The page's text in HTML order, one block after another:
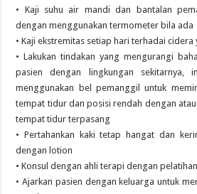
• Kaji suhu air mandi dan bantalan
dengan menggunakan termometer bila ada
• Kaji ekstremitas setiap hari terhadai
• Lakukan tindakan yang mengurangi
pasien dengan lingkungan sekitarnya,
menggunakan bel pemanggil untuk
tempat tidur dan posisi rendah dengan
tempat tidur terpasang
• Pertahankan kaki tetap hangat dan
dengan lotion
• Konsul dengan ahli terapi dengan
• Ajarkan pasien dengan keluarga untuk